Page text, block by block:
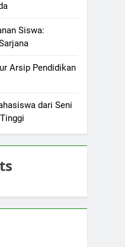
Siswa:
Arsip Pendidikan
dari Seni